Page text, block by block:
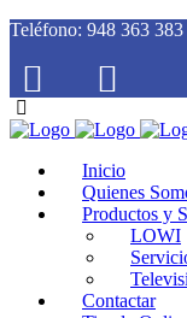
Teléfono: 948 363
Inicio
Quienes
Productos y
LOWI
Contactar